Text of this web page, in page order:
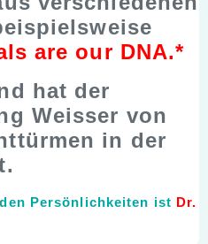
are our DNA.*
hat der
Weisser von
in der
Persönlichkeiten ist Dr.